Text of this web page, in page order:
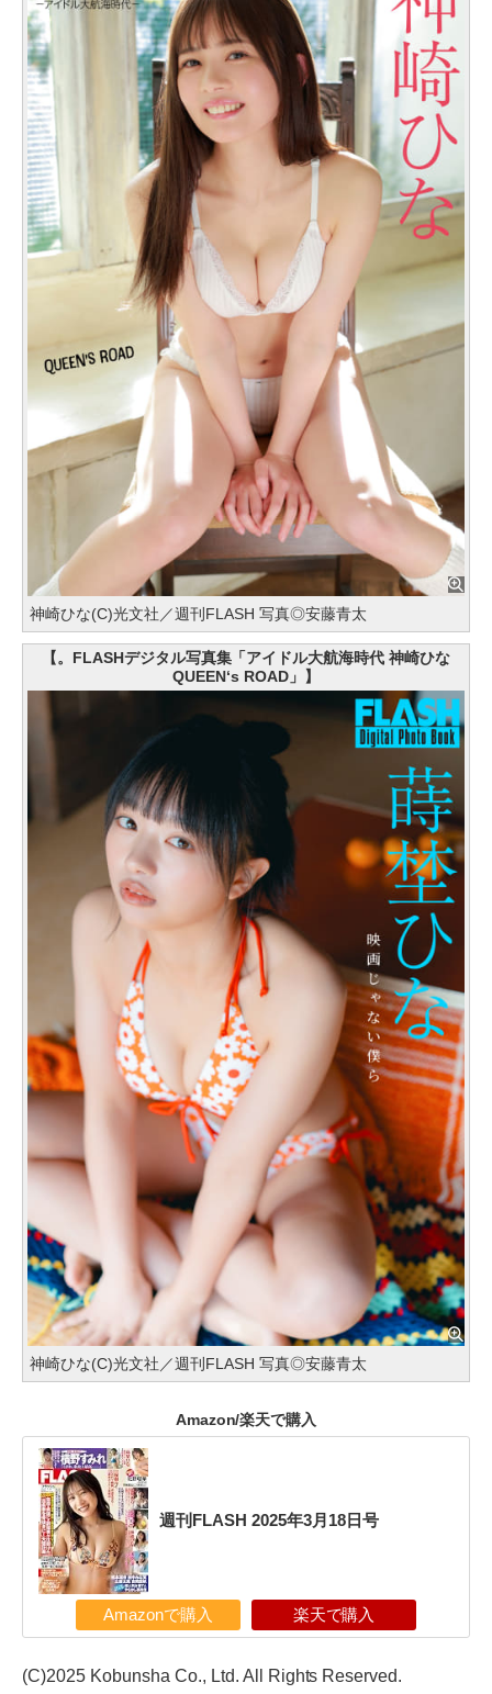
神崎ひな(C)光文社／週刊FLASH 写真◎安藤青太
【。FLASHデジタル写真集「アイドル大航海時代 神崎ひな
QUEEN‘s ROAD」】
神崎ひな(C)光文社／週刊FLASH 写真◎安藤青太
Amazon/楽天で購入
週刊FLASH 2025年3月18日号
Amazonで購入 楽天で購入
(C)2025 Kobunsha Co., Ltd. All Rights Reserved.